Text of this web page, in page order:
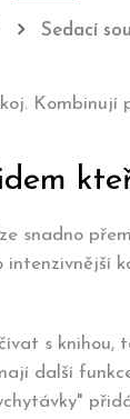
Sedací
Kombinují
snadno
s
další